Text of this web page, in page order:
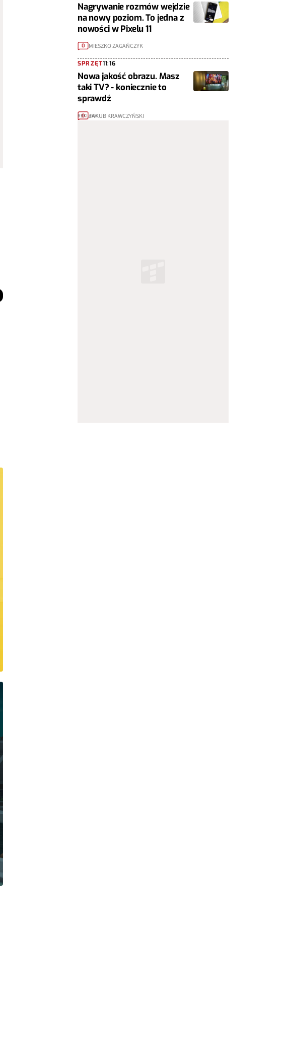
Nagrywanie rozmów wejdzie
na nowy poziom. To jedna z
nowości w Pixelu 11
0 MIESZKO ZAGAŃCZYK
SPRZĘT11:16
Nowa jakość obrazu. Masz
taki TV? - koniecznie to
sprawdź
0 JAKUB KRAWCZYŃSKI